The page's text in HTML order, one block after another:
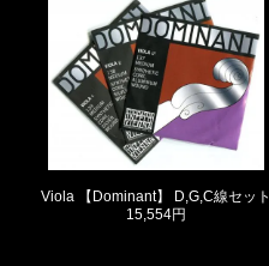
Viola 【Dominant】 D,G,C線セット
15,554円